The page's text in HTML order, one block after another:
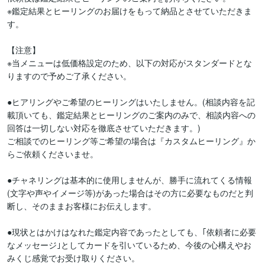
※鑑定結果とヒーリングのお届けをもって納品とさせていただきま
す。
【注意】
※当メニューは低価格設定のため、以下の対応がスタンダードとな
りますので予めご了承ください。
●ヒアリングやご希望のヒーリングはいたしません。(相談内容を記
載頂いても、鑑定結果とヒーリングのご案内のみで、相談内容への
回答は一切しない対応を徹底させていただきます。)
ご相談でのヒーリング等ご希望の場合は『カスタムヒーリング』か
らご依頼くださいませ。
●チャネリングは基本的に使用しませんが、勝手に流れてくる情報
(文字や声やイメージ等)があった場合はその方に必要なものだと判
断し、そのままお客様にお伝えします。
●現状とはかけはなれた鑑定内容であったとしても、｢依頼者に必要
なメッセージ｣としてカードを引いているため、今後の心構えやお
みくじ感覚でお受け取りください。